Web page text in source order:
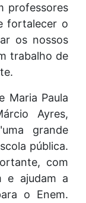
professores
fortalecer o
os nossos
trabalho de
Maria Paula
Ayres,
grande
pública.
com
e ajudam a
o Enem.